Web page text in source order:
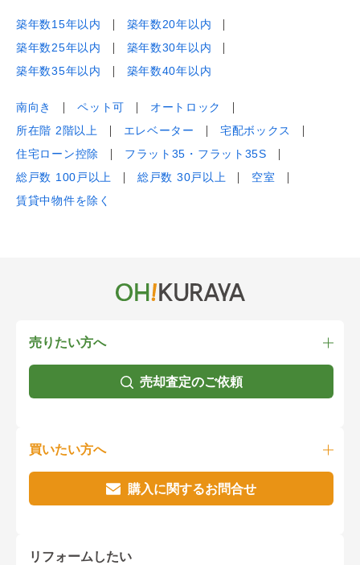
築年数15年以内
築年数20年以内
築年数25年以内
築年数30年以内
築年数35年以内
築年数40年以内
南向き ペット可
オートロック
所在階 2階以上
エレベーター
宅配ボックス
住宅ローン控除
フラット35・フラット35S
総戸数 100戸以上
総戸数 30戸以上
空室
賃貸中物件を除く
売りたい方へ
売却査定のご依頼
買いたい方へ
購入に関するお問合せ
リフォームしたい